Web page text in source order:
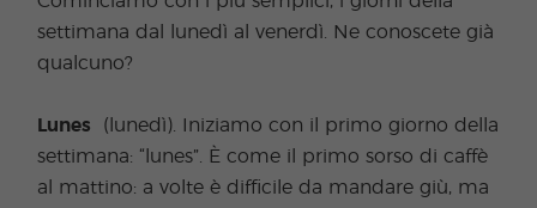
settimana dal lunedì al venerdì. Ne conoscete già
qualcuno?
Lunes (lunedì). Iniziamo con il primo giorno della
settimana: “lunes”. È come il primo sorso di caffè
al mattino: a volte è difficile da mandare giù, ma